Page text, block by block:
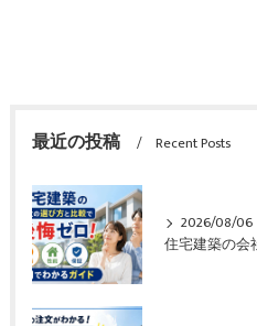
最近の投稿 Recent Posts
2026/08/06